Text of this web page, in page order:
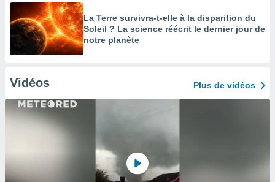
La Terre survivra-t-elle à la disparition du
Soleil ? La science réécrit le dernier jour de
notre planète
Vidéos Plus de vidéos